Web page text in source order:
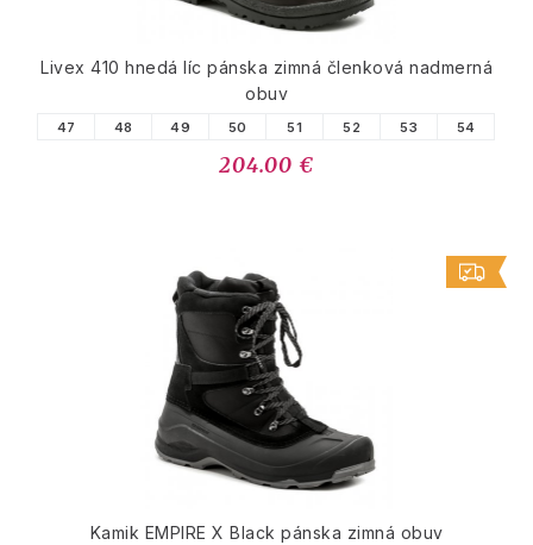
Livex 410 hnedá líc pánska zimná členková nadmerná
obuv
47 48 49 50 51 52 53 54
204.00 €
Kamik EMPIRE X Black pánska zimná obuv